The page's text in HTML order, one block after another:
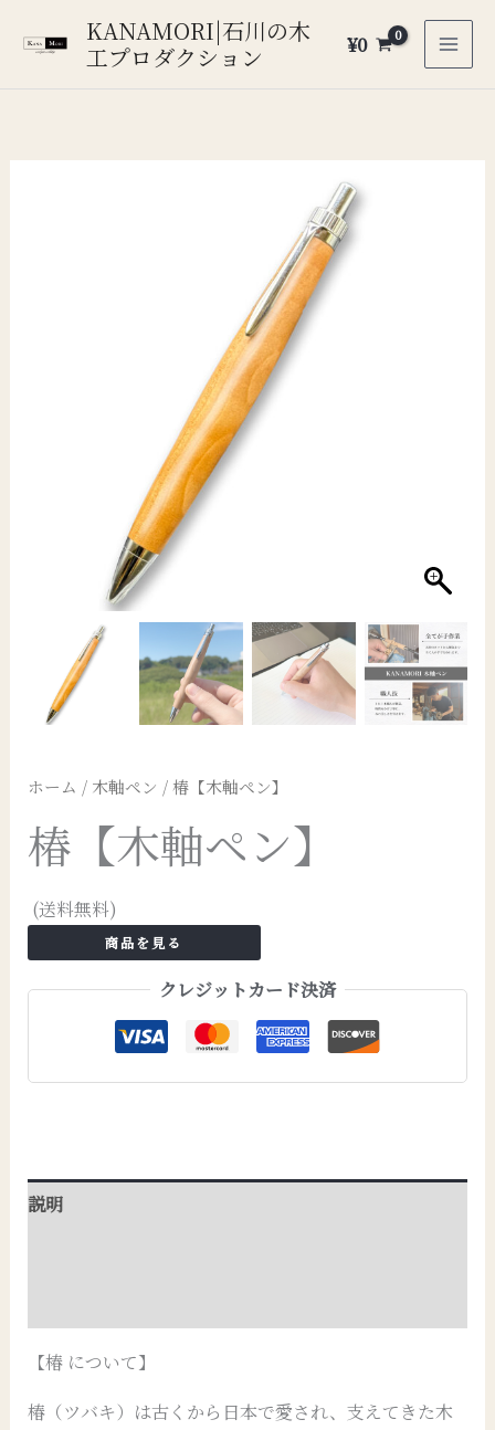
KANAMORI|石川の木
工プロダクション
¥0
ホーム / 木軸ペン / 椿【木軸ペン】
椿【木軸ペン】
(送料無料)
商品を見る
クレジットカード決済
説明
【椿 について】
椿（ツバキ）は古くから日本で愛され、支えてきた木